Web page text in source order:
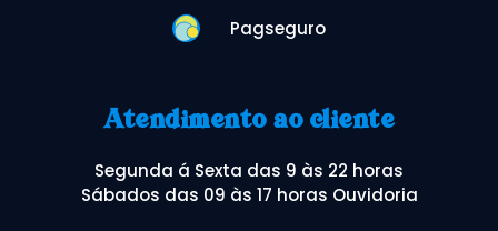
Pagseguro
Atendimento ao cliente
Segunda á Sexta das 9 às 22 horas
Sábados das 09 às 17 horas Ouvidoria